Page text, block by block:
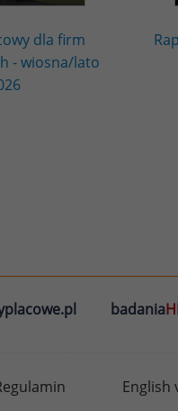
dla firm
- wiosna/lato
badania
English